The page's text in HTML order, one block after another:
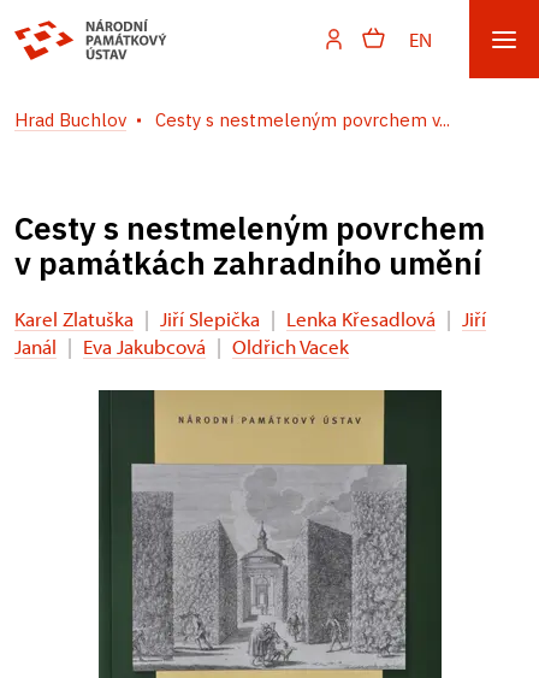
EN
Hrad Buchlov Cesty s nestmeleným povrchem v...
Cesty s nestmeleným povrchem
v památkách zahradního umění
Karel Zlatuška | Jiří Slepička | Lenka Křesadlová | Jiří
Janál | Eva Jakubcová | Oldřich Vacek